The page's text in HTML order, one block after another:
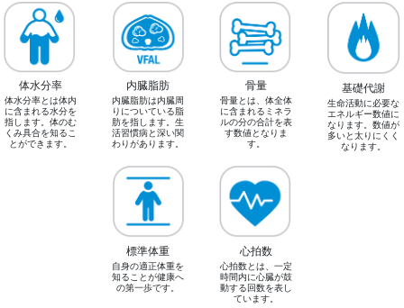
体水分率
体水分率とは体内
に含まれる水分を
指します。体のむ
くみ具合を知るこ
とができます。
内臓脂肪
内臓脂肪は内臓周
りについている脂
肪を指します。生
活習慣病と深い関
わりがあります。
骨量
骨量とは、体全体
に含まれるミネラ
ルの分の合計を表
す数値となりま
す。
基礎代謝
生命活動に必要な
エネルギー数値に
なります。数値が
多いと太りにくく
なります。
標準体重
自身の適正体重を
知ることが健康へ
の第一歩です。
心拍数
心拍数とは、一定
時間内に心臓が鼓
動する回数を表し
ています。